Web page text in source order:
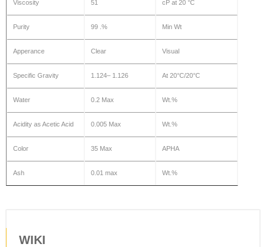
Viscosity 51 cP at 20 °C
Purity 99 .% Min Wt
Apperance Clear Visual
Specific Gravity 1.124– 1.126 At 20°C/20°C
Water 0.2 Max Wt.%
Acidity as Acetic Acid 0.005 Max Wt.%
Color 35 Max APHA
Ash 0.01 max Wt.%
WIKI